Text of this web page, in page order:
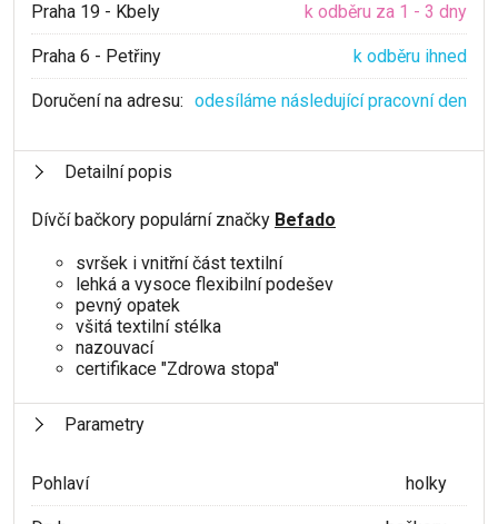
Praha 19 - Kbely k odběru za 1 - 3 dny
Praha 6 - Petřiny k odběru ihned
Doručení na adresu: odesíláme následující pracovní den
Detailní popis
Dívčí bačkory populární značky Befado
svršek i vnitřní část textilní
lehká a vysoce flexibilní podešev
pevný opatek
všitá textilní stélka
nazouvací
certifikace "Zdrowa stopa"
Parametry
Pohlaví holky